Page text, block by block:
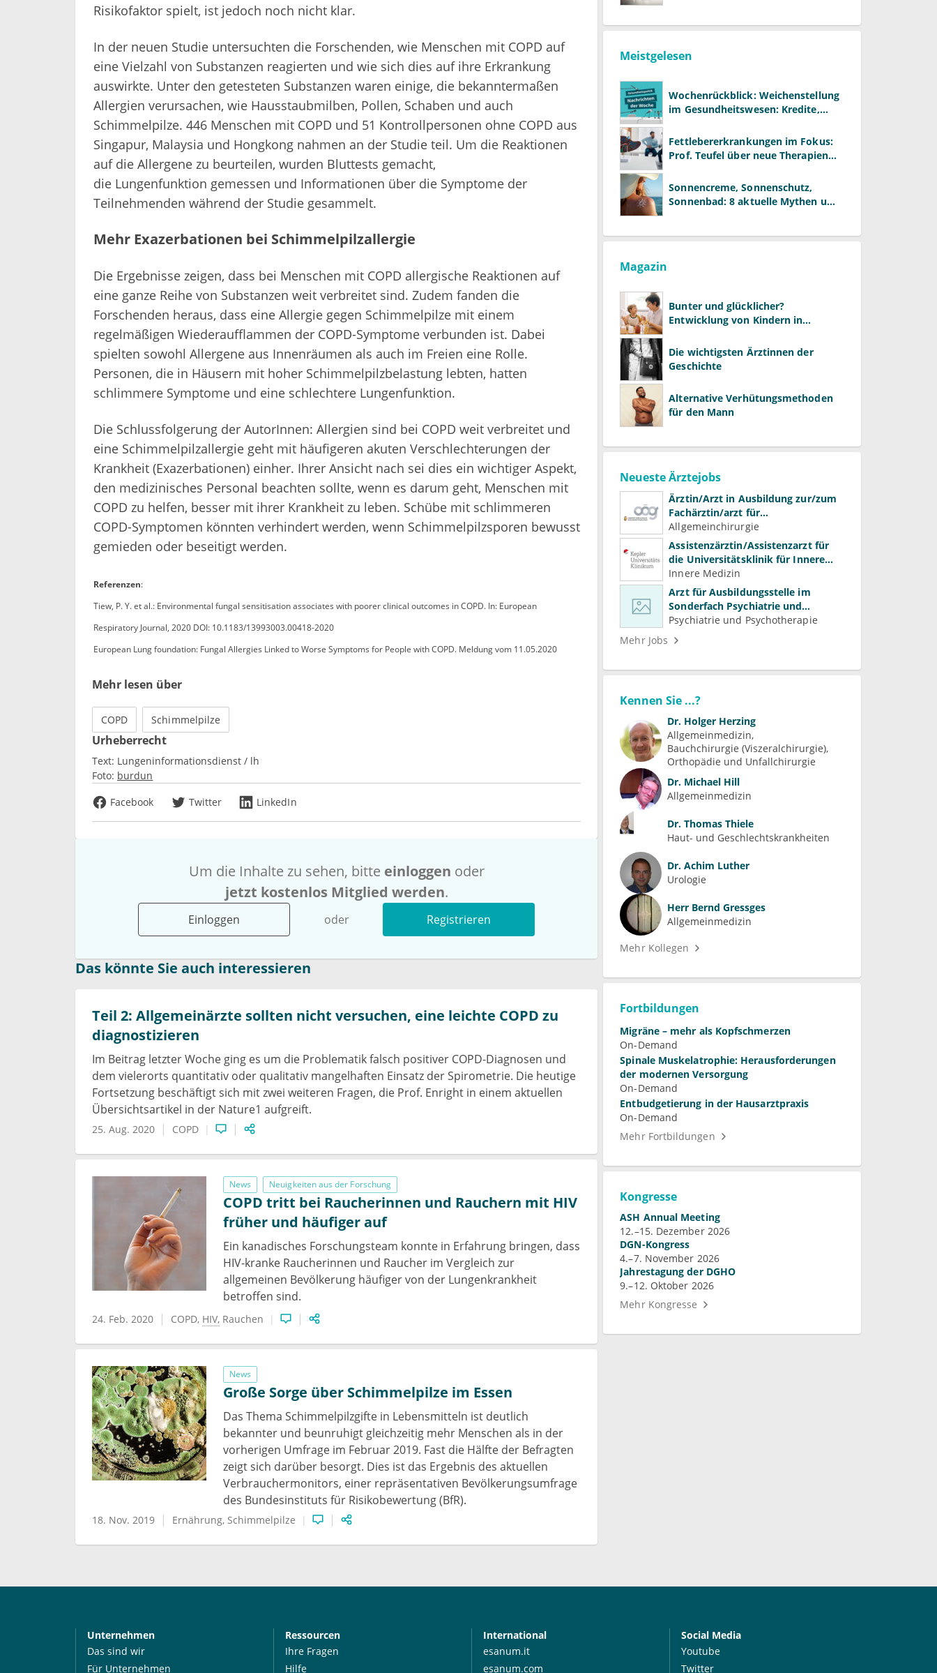
Risikofaktor spielt, ist jedoch noch nicht klar.
In der neuen Studie untersuchten die Forschenden, wie Menschen mit COPD auf
eine Vielzahl von Substanzen reagierten und wie sich dies auf ihre Erkrankung
auswirkte. Unter den getesteten Substanzen waren einige, die bekanntermaßen
Allergien verursachen, wie Hausstaubmilben, Pollen, Schaben und auch
Schimmelpilze. 446 Menschen mit COPD und 51 Kontrollpersonen ohne COPD aus
Singapur, Malaysia und Hongkong nahmen an der Studie teil. Um die Reaktionen
auf die Allergene zu beurteilen, wurden Bluttests gemacht,
die Lungenfunktion gemessen und Informationen über die Symptome der
Teilnehmenden während der Studie gesammelt.
Mehr Exazerbationen bei Schimmelpilzallergie
Die Ergebnisse zeigen, dass bei Menschen mit COPD allergische Reaktionen auf
eine ganze Reihe von Substanzen weit verbreitet sind. Zudem fanden die
Forschenden heraus, dass eine Allergie gegen Schimmelpilze mit einem
regelmäßigen Wiederaufflammen der COPD-Symptome verbunden ist. Dabei
spielten sowohl Allergene aus Innenräumen als auch im Freien eine Rolle.
Personen, die in Häusern mit hoher Schimmelpilzbelastung lebten, hatten
schlimmere Symptome und eine schlechtere Lungenfunktion.
Die Schlussfolgerung der AutorInnen: Allergien sind bei COPD weit verbreitet und
eine Schimmelpilzallergie geht mit häufigeren akuten Verschlechterungen der
Krankheit (Exazerbationen) einher. Ihrer Ansicht nach sei dies ein wichtiger Aspekt,
den medizinisches Personal beachten sollte, wenn es darum geht, Menschen mit
COPD zu helfen, besser mit ihrer Krankheit zu leben. Schübe mit schlimmeren
COPD-Symptomen könnten verhindert werden, wenn Schimmelpilzsporen bewusst
gemieden oder beseitigt werden.
Referenzen:
Tiew, P. Y. et al.: Environmental fungal sensitisation associates with poorer clinical outcomes in COPD. In: European
Respiratory Journal, 2020 DOI: 10.1183/13993003.00418-2020
European Lung foundation: Fungal Allergies Linked to Worse Symptoms for People with COPD. Meldung vom 11.05.2020
Mehr lesen über
COPD Schimmelpilze
Urheberrecht
Text: Lungeninformationsdienst / lh
Foto: burdun
Facebook
Twitter LinkedIn
Um die Inhalte zu sehen, bitte einloggen oder
jetzt kostenlos Mitglied werden.
Einloggen oder Registrieren
Das könnte Sie auch interessieren
Teil 2: Allgemeinärzte sollten nicht versuchen, eine leichte COPD zu
diagnostizieren
Im Beitrag letzter Woche ging es um die Problematik falsch positiver COPD-Diagnosen und
dem vielerorts quantitativ oder qualitativ mangelhaften Einsatz der Spirometrie. Die heutige
Fortsetzung beschäftigt sich mit zwei weiteren Fragen, die Prof. Enright in einem aktuellen
Übersichtsartikel in der Nature1 aufgreift.
25. Aug. 2020 COPD
News Neuigkeiten aus der Forschung
COPD tritt bei Raucherinnen und Rauchern mit HIV
früher und häufiger auf
Ein kanadisches Forschungsteam konnte in Erfahrung bringen, dass
HIV-kranke Raucherinnen und Raucher im Vergleich zur
allgemeinen Bevölkerung häufiger von der Lungenkrankheit
betroffen sind.
24. Feb. 2020 COPD HIV Rauchen
News
Große Sorge über Schimmelpilze im Essen
Das Thema Schimmelpilzgifte in Lebensmitteln ist deutlich
bekannter und beunruhigt gleichzeitig mehr Menschen als in der
vorherigen Umfrage im Februar 2019. Fast die Hälfte der Befragten
zeigt sich darüber besorgt. Dies ist das Ergebnis des aktuellen
Verbrauchermonitors, einer repräsentativen Bevölkerungsumfrage
des Bundesinstituts für Risikobewertung (BfR).
18. Nov. 2019 Ernährung Schimmelpilze
Meistgelesen
Wochenrückblick: Weichenstellung
im Gesundheitswesen: Kredite,
Fettlebererkrankungen im Fokus:
Prof. Teufel über neue Therapien
Sonnencreme, Sonnenschutz,
Sonnenbad: 8 aktuelle Mythen und
Magazin
Bunter und glücklicher?
Entwicklung von Kindern in
Die wichtigsten Ärztinnen der
Geschichte
Alternative Verhütungsmethoden
für den Mann
Neueste Ärztejobs
Ärztin/Arzt in Ausbildung zur/zum
Fachärztin/arzt für
Allgemeinchirurgie und
Gefäßchirurgie
Allgemeinchirurgie
Assistenzärztin/Assistenzarzt für
die Universitätsklinik für Innere
Medizin
Innere Medizin
Arzt für Ausbildungsstelle im
Sonderfach Psychiatrie und
Psychotherapeutische Medizin
(m/w/d)
Psychiatrie und Psychotherapie
Mehr Jobs
Kennen Sie ...?
Dr. Holger Herzing
Allgemeinmedizin
Bauchchirurgie (Viszeralchirurgie)
Orthopädie und Unfallchirurgie
Dr. Michael Hill
Allgemeinmedizin
Dr. Thomas Thiele
Haut- und Geschlechtskrankheiten
Dr. Achim Luther
Urologie
Herr Bernd Gressges
Allgemeinmedizin
Mehr Kollegen
Fortbildungen
Migräne – mehr als Kopfschmerzen
On-Demand
Spinale Muskelatrophie: Herausforderungen
der modernen Versorgung
On-Demand
Entbudgetierung in der Hausarztpraxis
On-Demand
Mehr Fortbildungen
Kongresse
ASH Annual Meeting
12.–15. Dezember 2026
DGN-Kongress
4.–7. November 2026
Jahrestagung der DGHO
9.–12. Oktober 2026
Mehr Kongresse
Unternehmen
Das sind wir
Für Unternehmen
Ressourcen
Ihre Fragen
Hilfe
International
esanum.it
esanum.com
Social Media
Youtube
Twitter